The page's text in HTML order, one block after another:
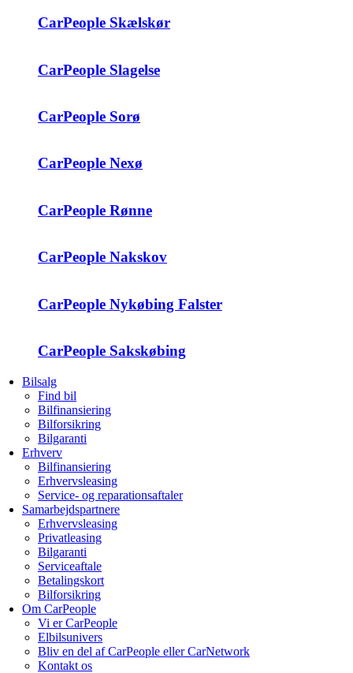
CarPeople Skælskør
CarPeople Slagelse
CarPeople Sorø
CarPeople Nexø
CarPeople Rønne
CarPeople Nakskov
CarPeople Nykøbing Falster
CarPeople Sakskøbing
Bilsalg
Find bil
Bilfinansiering
Bilforsikring
Bilgaranti
Erhverv
Bilfinansiering
Erhvervsleasing
Service- og reparationsaftaler
Samarbejdspartnere
Erhvervsleasing
Privatleasing
Bilgaranti
Serviceaftale
Betalingskort
Bilforsikring
Om CarPeople
Vi er CarPeople
Elbilsunivers
Bliv en del af CarPeople eller CarNetwork
Kontakt os